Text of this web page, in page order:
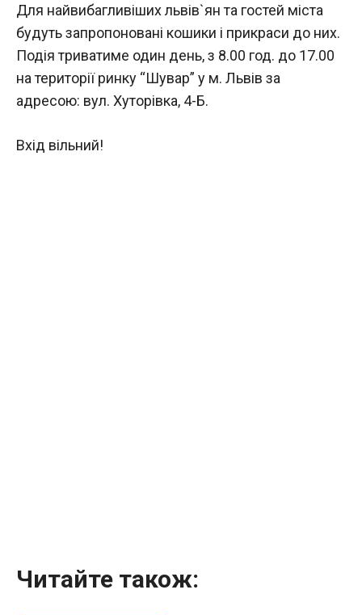
Для найвибагливіших львів`ян та гостей міста
будуть запропоновані кошики і прикраси до них.
Подія триватиме один день, з 8.00 год. до 17.00
на території ринку “Шувар” у м. Львів за
адресою: вул. Хуторівка, 4-Б.
Вхід вільний!
Читайте також: